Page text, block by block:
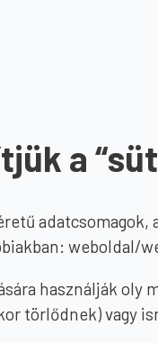
a
weboldal/
használják oly
törlődnek) vagy